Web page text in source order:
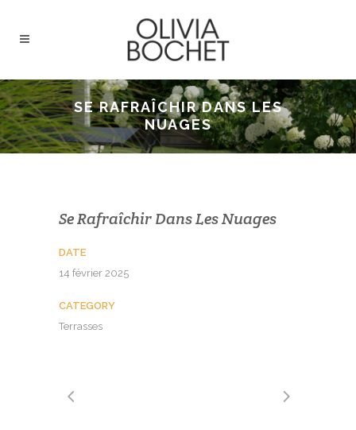
SE RAFRAÎCHIR DANS LES
NUAGES
Se Rafraîchir Dans Les Nuages
DATE
14 février 2025
CATEGORY
Terrasses